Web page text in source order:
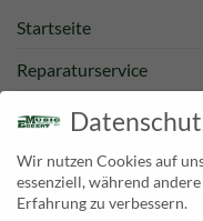
Startseite
Reparaturservice
Bestpreisgarantie
Kategorien
Newsletter
Wir nutzen Cookies auf
essenziell, während
Erfahrung zu verbessern.